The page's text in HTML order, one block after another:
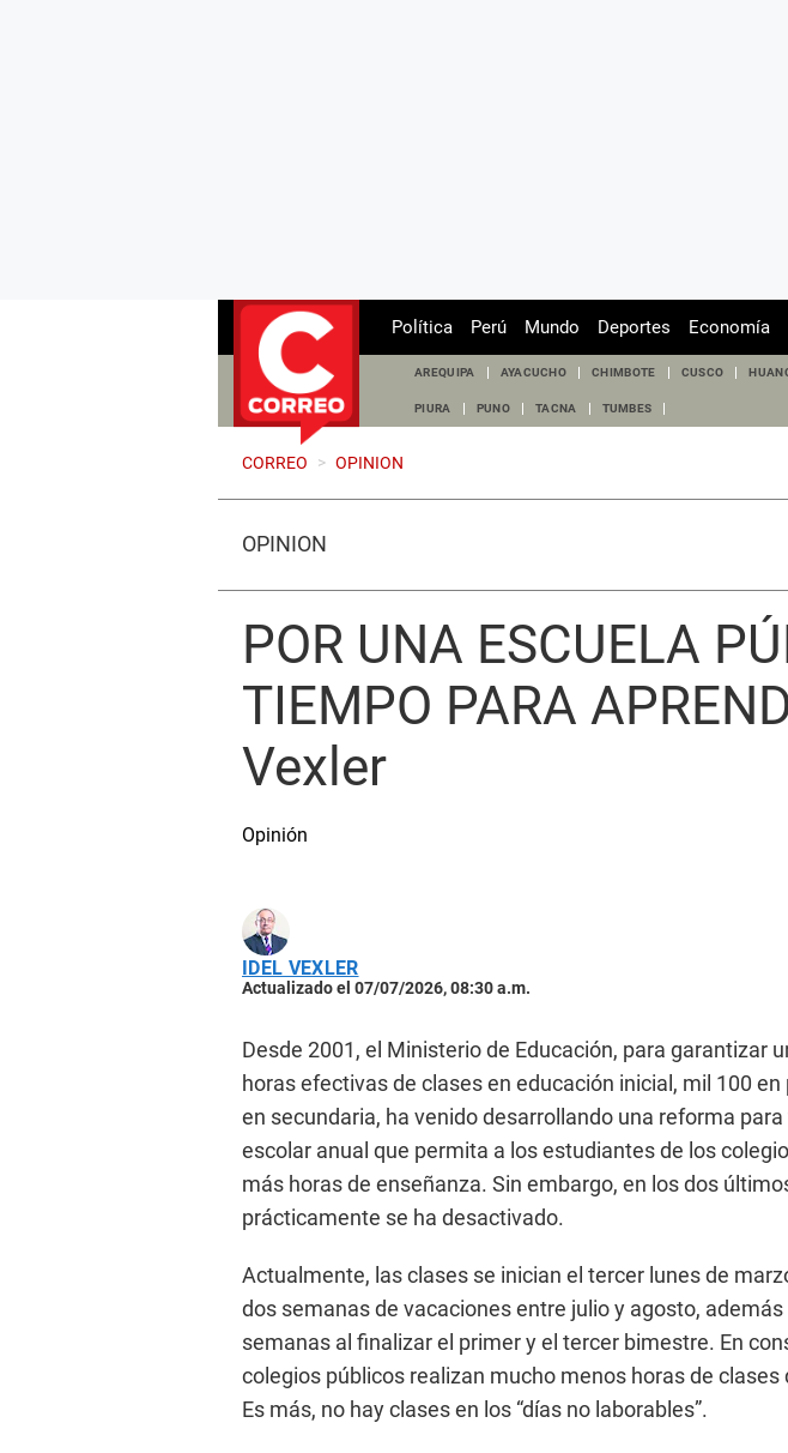
Política Perú Mundo Deportes Economía
AREQUIPA AYACUCHO CHIMBOTE CUSCO
PIURA PUNO TACNA TUMBES
CORREO > OPINION
OPINIÓN
POR UNA ESCUELA
TIEMPO PARA
Vexler
Opinión
IDEL VEXLER
Actualizado el 07/07/2026, 08:30 a.m.
Desde 2001, el Ministerio de Educación, para garantizar
horas efectivas de clases en educación inicial, mil 100
en secundaria, ha venido desarrollando una reforma
escolar anual que permita a los estudiantes de los
más horas de enseñanza. Sin embargo, en los dos
prácticamente se ha desactivado.
Actualmente, las clases se inician el tercer lunes de
dos semanas de vacaciones entre julio y agosto,
semanas al finalizar el primer y el tercer bimestre. En
colegios públicos realizan mucho menos horas de clases
Es más, no hay clases en los “días no laborables”.